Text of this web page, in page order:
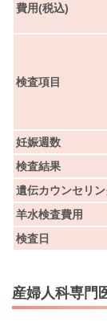
費用(税込)
検査項目
妊娠週数
検査結果
遺伝カウンセリ
羊水検査費用
検査日
産婦人科専門